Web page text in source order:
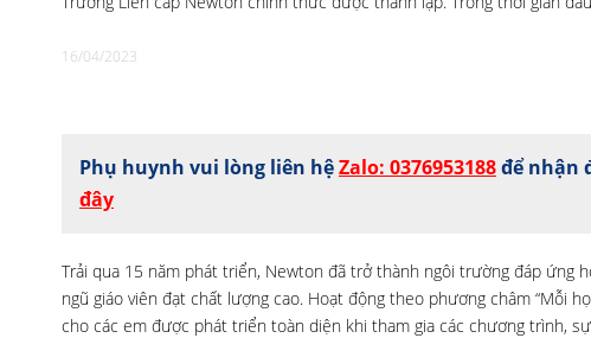
16/04/2023
Phụ huynh vui lòng liên hệZalo: 0376953188để nhận
đây
Trải qua 15 năm phát triển, Newton đã trở thành ngôi trường đáp ứng
ngũ giáo viên đạt chất lượng cao. Hoạt động theo phương châm “Mỗi
cho các em được phát triển toàn diện khi tham gia các chương trình,